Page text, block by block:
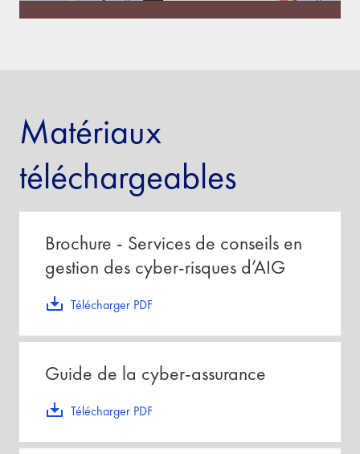
Matériaux
téléchargeables
Télécharger PDF
Brochure - Services de conseils en
gestion des cyber-risques d’AIG
Télécharger PDF
Guide de la cyber-assurance